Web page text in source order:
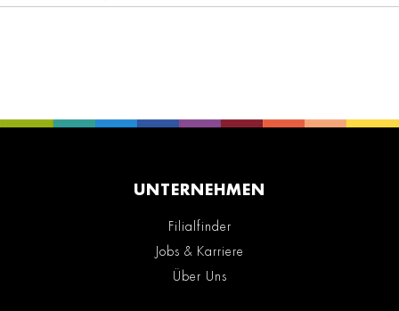
UNTERNEHMEN
Filialfinder
Jobs & Karriere
Über Uns